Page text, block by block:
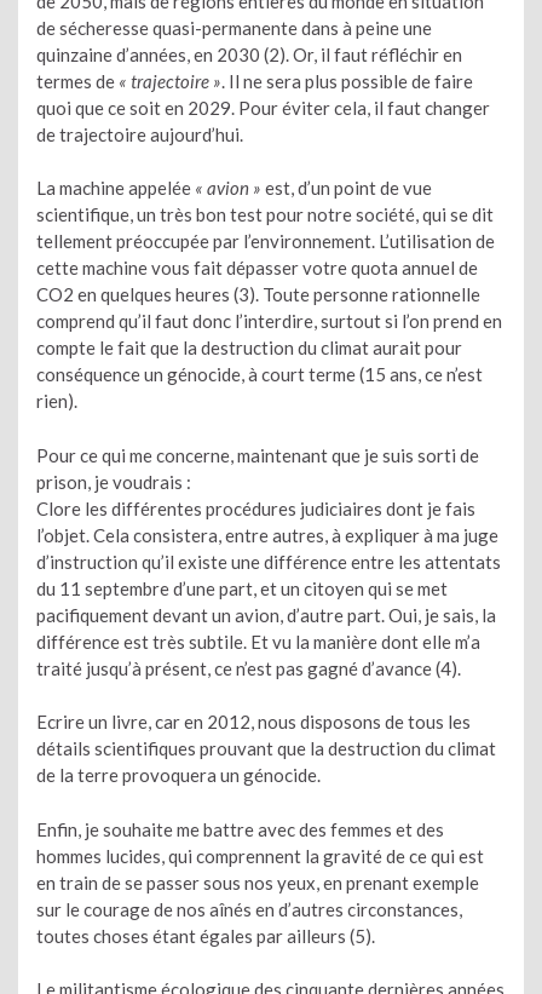
de sécheresse quasi-permanente dans à peine une
quinzaine d’années, en 2030 (2). Or, il faut réfléchir en
termes de « trajectoire » . Il ne sera plus possible de faire
quoi que ce soit en 2029. Pour éviter cela, il faut changer
de trajectoire aujourd’hui.
La machine appelée « avion » est, d’un point de vue
scientifique, un très bon test pour notre société, qui se dit
tellement préoccupée par l’environnement. L’utilisation de
cette machine vous fait dépasser votre quota annuel de
CO2 en quelques heures (3). Toute personne rationnelle
comprend qu’il faut donc l’interdire, surtout si l’on prend en
compte le fait que la destruction du climat aurait pour
conséquence un génocide, à court terme (15 ans, ce n’est
rien).
Pour ce qui me concerne, maintenant que je suis sorti de
prison, je voudrais :
Clore les différentes procédures judiciaires dont je fais
l’objet. Cela consistera, entre autres, à expliquer à ma juge
d’instruction qu’il existe une différence entre les attentats
du 11 septembre d’une part, et un citoyen qui se met
pacifiquement devant un avion, d’autre part. Oui, je sais, la
différence est très subtile. Et vu la manière dont elle m’a
traité jusqu’à présent, ce n’est pas gagné d’avance (4).
Ecrire un livre, car en 2012, nous disposons de tous les
détails scientifiques prouvant que la destruction du climat
de la terre provoquera un génocide.
Enfin, je souhaite me battre avec des femmes et des
hommes lucides, qui comprennent la gravité de ce qui est
en train de se passer sous nos yeux, en prenant exemple
sur le courage de nos aînés en d’autres circonstances,
toutes choses étant égales par ailleurs (5).
Le militantisme écologique des cinquante dernières années